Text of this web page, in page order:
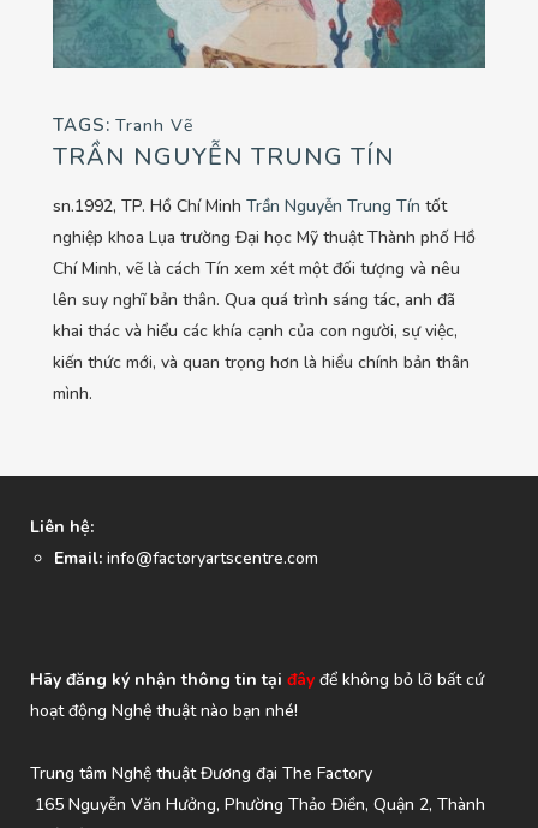
TAGS: Tranh Vẽ
TRẦN NGUYỄN TRUNG TÍN
sn.1992, TP. Hồ Chí Minh Trần Nguyễn Trung Tín tốt
nghiệp khoa Lụa trường Đại học Mỹ thuật Thành phố Hồ
Chí Minh, vẽ là cách Tín xem xét một đối tượng và nêu
lên suy nghĩ bản thân. Qua quá trình sáng tác, anh đã
khai thác và hiểu các khía cạnh của con người, sự việc,
kiến thức mới, và quan trọng hơn là hiểu chính bản thân
mình.
Liên hệ:
Email: info@factoryartscentre.com
Hãy đăng ký nhận thông tin tại đây để không bỏ lỡ bất cứ
hoạt động Nghệ thuật nào bạn nhé!
Trung tâm Nghệ thuật Đương đại The Factory
165 Nguyễn Văn Hưởng, Phường Thảo Điền, Quận 2, Thành